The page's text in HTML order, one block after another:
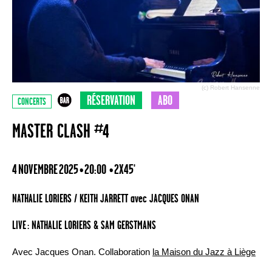
(c) Robert Hansenne
CONCERTS RÉSERVATION ABO
MASTER CLASH #4
4 NOVEMBRE 2025 • 20:00 • 2X45'
NATHALIE LORIERS / KEITH JARRETT avec JACQUES ONAN
LIVE : NATHALIE LORIERS & SAM GERSTMANS
Avec Jacques Onan. Collaboration la Maison du Jazz à Liège